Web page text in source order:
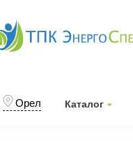
Орел Каталог